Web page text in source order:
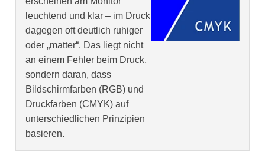
leuchtend und klar – im Druck
dagegen oft deutlich ruhiger
oder „matter“. Das liegt nicht
an einem Fehler beim Druck,
sondern daran, dass
Bildschirmfarben (RGB) und
Druckfarben (CMYK) auf
unterschiedlichen Prinzipien
basieren.